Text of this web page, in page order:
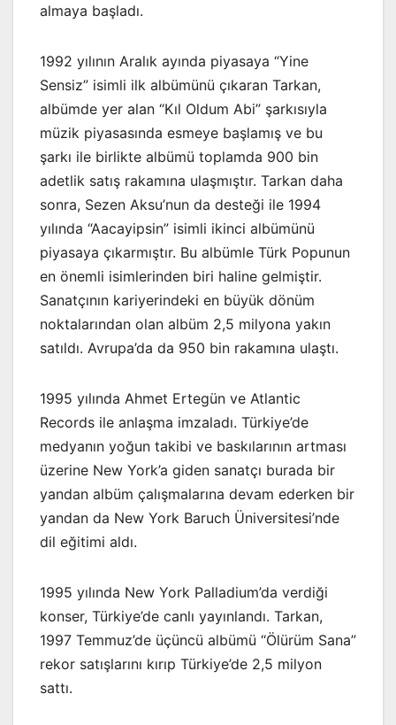
almaya başladı.
1992 yılının Aralık ayında piyasaya “Yine
Sensiz” isimli ilk albümünü çıkaran Tarkan,
albümde yer alan “Kıl Oldum Abi” şarkısıyla
müzik piyasasında esmeye başlamış ve bu
şarkı ile birlikte albümü toplamda 900 bin
adetlik satış rakamına ulaşmıştır. Tarkan daha
sonra, Sezen Aksu’nun da desteği ile 1994
yılında “Aacayipsin” isimli ikinci albümünü
piyasaya çıkarmıştır. Bu albümle Türk Popunun
en önemli isimlerinden biri haline gelmiştir.
Sanatçının kariyerindeki en büyük dönüm
noktalarından olan albüm 2,5 milyona yakın
satıldı. Avrupa’da da 950 bin rakamına ulaştı.
1995 yılında Ahmet Ertegün ve Atlantic
Records ile anlaşma imzaladı. Türkiye’de
medyanın yoğun takibi ve baskılarının artması
üzerine New York’a giden sanatçı burada bir
yandan albüm çalışmalarına devam ederken bir
yandan da New York Baruch Üniversitesi’nde
dil eğitimi aldı.
1995 yılında New York Palladium’da verdiği
konser, Türkiye’de canlı yayınlandı. Tarkan,
1997 Temmuz’de üçüncü albümü “Ölürüm Sana”
rekor satışlarını kırıp Türkiye’de 2,5 milyon
sattı.